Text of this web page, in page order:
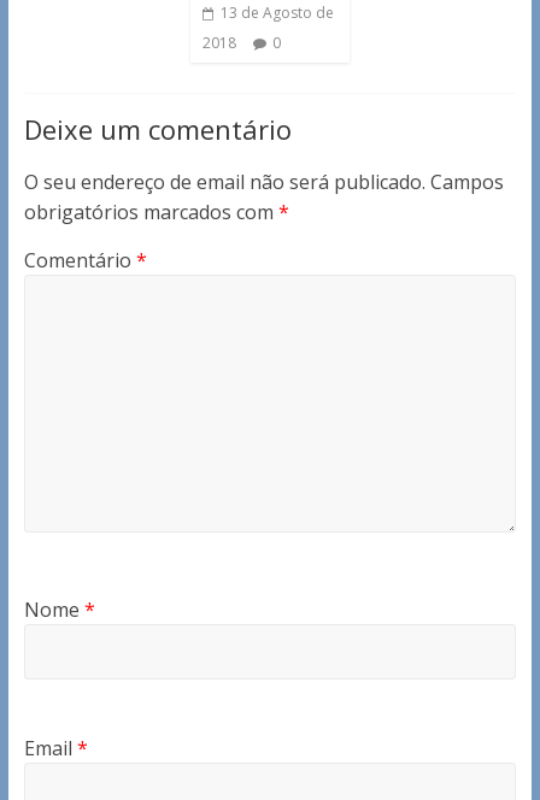
13 de Agosto de
2018
0
Deixe um comentário
O seu endereço de email não será publicado. Campos
obrigatórios marcados com *
Comentário *
Nome *
Email *